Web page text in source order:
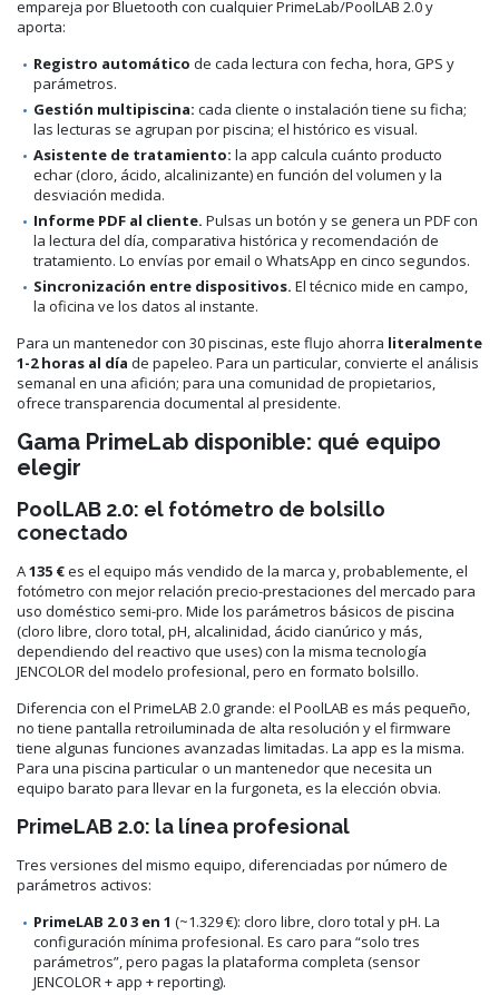
empareja por Bluetooth con cualquier PrimeLab/PoolLAB 2.0 y
aporta:
Registro automático de cada lectura con fecha, hora, GPS y
parámetros.
Gestión multipiscina: cada cliente o instalación tiene su ficha;
las lecturas se agrupan por piscina; el histórico es visual.
Asistente de tratamiento: la app calcula cuánto producto
echar (cloro, ácido, alcalinizante) en función del volumen y la
desviación medida.
Informe PDF al cliente. Pulsas un botón y se genera un PDF con
la lectura del día, comparativa histórica y recomendación de
tratamiento. Lo envías por email o WhatsApp en cinco segundos.
Sincronización entre dispositivos. El técnico mide en campo,
la oficina ve los datos al instante.
Para un mantenedor con 30 piscinas, este flujo ahorra literalmente
1-2 horas al día de papeleo. Para un particular, convierte el análisis
semanal en una afición; para una comunidad de propietarios,
ofrece transparencia documental al presidente.
Gama PrimeLab disponible: qué equipo
elegir
PoolLAB 2.0: el fotómetro de bolsillo
conectado
A135 €es el equipo más vendido de la marca y, probablemente, el
fotómetro con mejor relación precio-prestaciones del mercado para
uso doméstico semi-pro. Mide los parámetros básicos de piscina
(cloro libre, cloro total, pH, alcalinidad, ácido cianúrico y más,
dependiendo del reactivo que uses) con la misma tecnología
JENCOLOR del modelo profesional, pero en formato bolsillo.
Diferencia con el PrimeLAB 2.0 grande: el PoolLAB es más pequeño,
no tiene pantalla retroiluminada de alta resolución y el firmware
tiene algunas funciones avanzadas limitadas. La app es la misma.
Para una piscina particular o un mantenedor que necesita un
equipo barato para llevar en la furgoneta, es la elección obvia.
PrimeLAB 2.0: la línea profesional
Tres versiones del mismo equipo, diferenciadas por número de
parámetros activos:
PrimeLAB 2.0 3 en 1 (~1.329 €): cloro libre, cloro total y pH. La
configuración mínima profesional. Es caro para “solo tres
parámetros”, pero pagas la plataforma completa (sensor
JENCOLOR + app + reporting).